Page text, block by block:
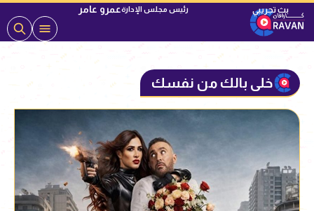
رئيس مجلس الإدارةعمرو عامر
خلى بالك من نفسك